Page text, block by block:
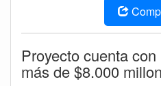
Proyecto cuenta
más de $8.000